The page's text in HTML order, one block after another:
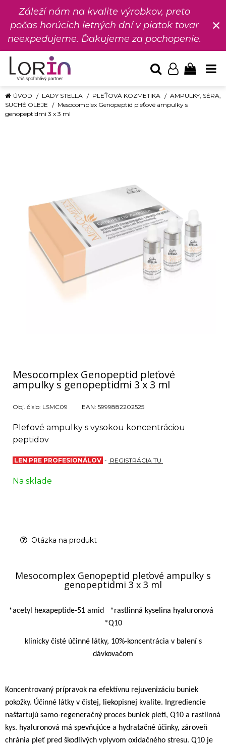
Záleží nám na kvalite výrobkov, preto
počas horúcich letných dní v piatok tovar
neexpedujeme. Ďakujeme za pochopenie.
×
ÚVOD LADY STELLA PLEŤOVÁ KOZMETIKA
AMPULKY, SÉRA,
SUCHÉ OLEJE
Mesocomplex Genopeptid pleťové ampulky s
genopeptidmi 3 x 3 ml
Mesocomplex Genopeptid pleťové
ampulky s genopeptidmi 3 x 3 ml
Obj. čislo: LSMC09 EAN: 5999882202525
Pleťové ampulky s vysokou koncentráciou
peptidov
LEN PRE PROFESIONÁLOV - REGISTRÁCIA TU
Na sklade
Otázka na produkt
Mesocomplex Genopeptid pleťové ampulky s
genopeptidmi 3 x 3 ml
*acetyl hexapeptide-51 amid
*rastlinná kyselina hyaluronová
*Q10
klinicky čisté účinné látky, 10%-koncentrácia v balení s
dávkovačom
Koncentrovaný prípravok na efektívnu rejuvenizáciu buniek
pokožky. Účinné látky v čistej, liekopisnej kvalite. Ingrediencie
naštartujú samo-regeneračný proces buniek pleti, Q10 a rastlinná
kys. hyaluronová má spevňujúce a hydratačné účinky, zároveň
chránia pleť pred škodlivých vplyvom oxidačného stresu. Q10 je